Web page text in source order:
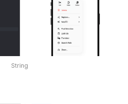
String